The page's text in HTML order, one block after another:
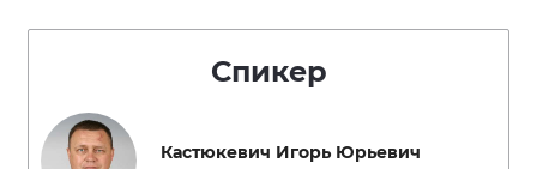
Спикер
Кастюкевич Игорь Юрьевич